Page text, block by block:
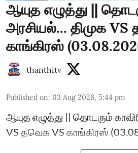
ஆயுத எழுத்து ||
அரசியல்... திமுக
காங்கிரஸ்
thanthitv
Published on: 03 Aug 2026, 5:44 pm
ஆயுத எழுத்து || தொடரும்
VS தவெக VS காங்கிரஸ்